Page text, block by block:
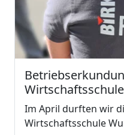
Im April durften wir
Wirtschaftsschule